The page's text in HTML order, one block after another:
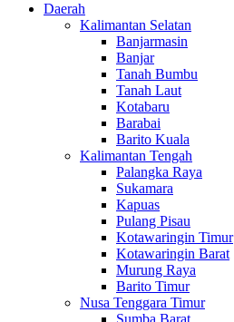
Daerah
Kalimantan Selatan
Banjarmasin
Banjar
Tanah Bumbu
Tanah Laut
Kotabaru
Barabai
Barito Kuala
Kalimantan Tengah
Palangka Raya
Sukamara
Kapuas
Pulang Pisau
Kotawaringin Timur
Kotawaringin Barat
Murung Raya
Barito Timur
Nusa Tenggara Timur
Sumba Barat